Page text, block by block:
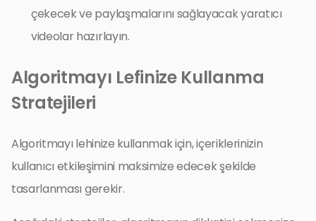
çekecek ve paylaşmalarını sağlayacak yaratıcı
videolar hazırlayın.
Algoritmayı Lefinize Kullanma
Stratejileri
Algoritmayı lehinize kullanmak için, içeriklerinizin
kullanıcı etkileşimini maksimize edecek şekilde
tasarlanması gerekir.